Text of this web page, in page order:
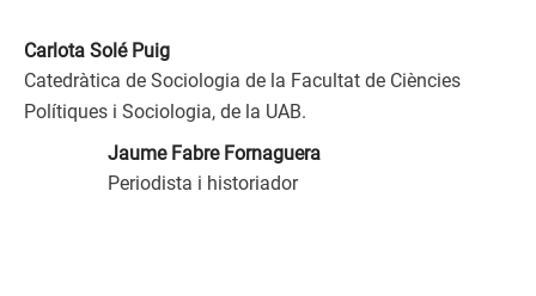
Carlota Solé Puig
Catedràtica de Sociologia de la Facultat de Ciències
Polítiques i Sociologia, de la UAB.
Jaume Fabre Fornaguera
Periodista i historiador